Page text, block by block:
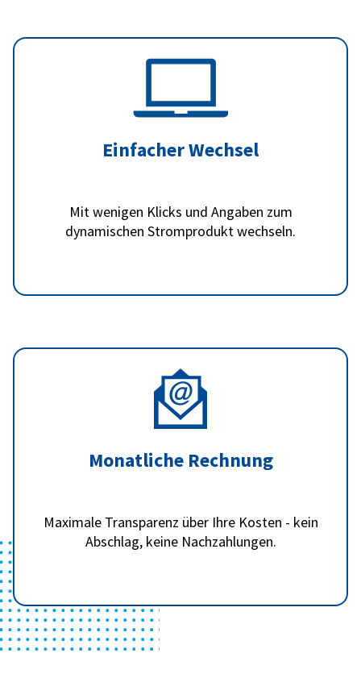
Einfacher Wechsel
Mit wenigen Klicks und Angaben zum
dynamischen Stromprodukt wechseln.
Monatliche Rechnung
Maximale Transparenz über Ihre Kosten - kein
Abschlag, keine Nachzahlungen.